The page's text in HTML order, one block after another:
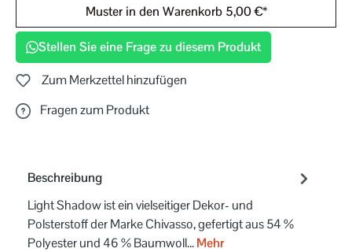
Muster in den Warenkorb 5,00 €*
Stellen Sie eine Frage zu diesem Produkt
Zum Merkzettel hinzufügen
Fragen zum Produkt
Beschreibung
Light Shadow ist ein vielseitiger Dekor- und
Polsterstoff der Marke Chivasso, gefertigt aus 54 %
Polyester und 46 % Baumwoll…Mehr